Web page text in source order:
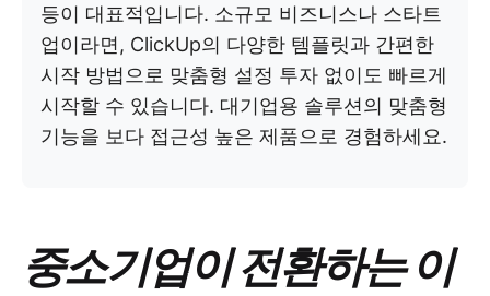
등이 대표적입니다. 소규모 비즈니스나 스타트
업이라면, ClickUp의 다양한 템플릿과 간편한
시작 방법으로 맞춤형 설정 투자 없이도 빠르게
시작할 수 있습니다. 대기업용 솔루션의 맞춤형
기능을 보다 접근성 높은 제품으로 경험하세요.
중소기업이 전환하는 이